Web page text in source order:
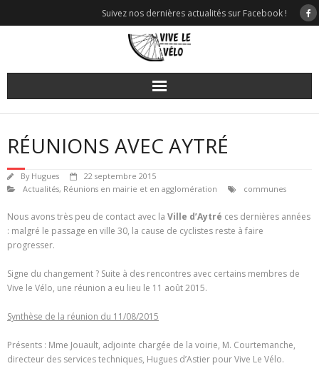
Suivez nos dernières actualités sur Facebook !
RÉUNIONS AVEC AYTRÉ
By Hugues
22 septembre 2015
Actualités, Réunions en mairie et en agglomération communes
Nous avons très peu de contact avec la Ville d’Aytré ces dernières années
: malgré le passage en ville 30, la cause de cyclistes reste à faire
progresser.
Signe du changement ? Suite à des rencontres avec certains membres de
Vive le Vélo, une réunion a eu lieu le 11 août 2015.
Synthèse de la réunion du 11/08/2015
Présents : Mme Jouault, adjointe chargée de la voirie, M. Courtemanche,
directeur des services techniques, Hugues d’Astier pour Vive Le Vélo.